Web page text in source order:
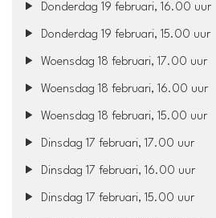
Donderdag 19 februari, 16.00 uur
Donderdag 19 februari, 15.00 uur
Woensdag 18 februari, 17.00 uur
Woensdag 18 februari, 16.00 uur
Woensdag 18 februari, 15.00 uur
Dinsdag 17 februari, 17.00 uur
Dinsdag 17 februari, 16.00 uur
Dinsdag 17 februari, 15.00 uur